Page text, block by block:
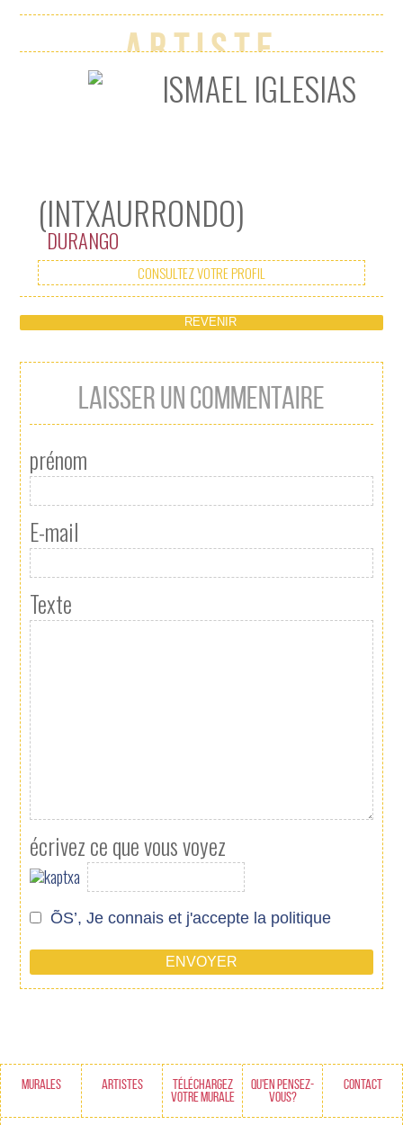
gradazioaz bat
ezberdintasunaren
berdin idatzi
du Ismael
norbanakoa
eta gizarteek
Artiste
ISMAEL IGLESIAS
(INTXAURRONDO)
DURANGO
CONSULTEZ VOTRE PROFIL
REVENIR
LAISSER UN COMMENTAIRE
prénom
E-mail
Texte
écrivez ce que vous voyez
ÕS’, Je connais et j'accepte la politique
MURALES ARTISTES
TÉLÉCHARGEZ
VOTRE MURALE
QU'EN PENSEZ-
VOUS?
CONTACT